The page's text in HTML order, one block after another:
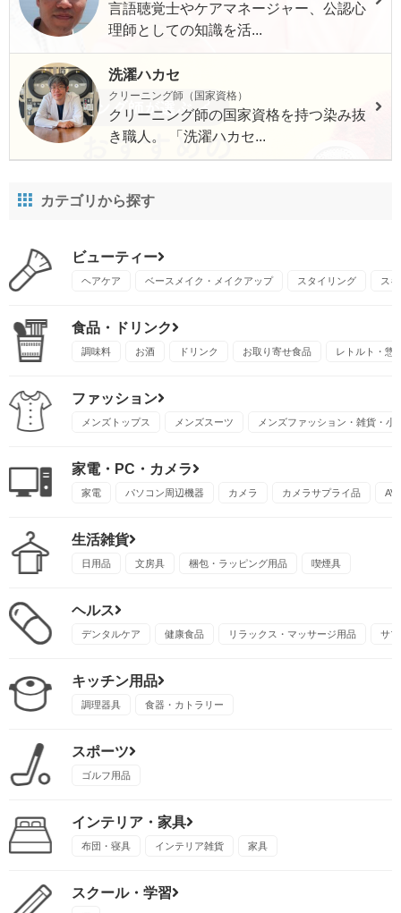
言語聴覚士やケアマネージャー、公認心
理師としての知識を活...
洗濯ハカセ
クリーニング師（国家資格）
クリーニング師の国家資格を持つ染み抜
き職人。 「洗濯ハカセ...
カテゴリから探す
ビューティー
ヘアケア ベースメイク・メイクアップ スタイリング ス
食品・ドリンク
調味料 お酒 ドリンク お取り寄せ食品 レトルト・惣
ファッション
メンズトップス メンズスーツ メンズファッション・雑貨・小
家電・PC・カメラ
家電 パソコン周辺機器 カメラ カメラサプライ品 AV
生活雑貨
日用品 文房具 梱包・ラッピング用品 喫煙具
ヘルス
デンタルケア 健康食品 リラックス・マッサージ用品 サ
キッチン用品
調理器具 食器・カトラリー
スポーツ
ゴルフ用品
インテリア・家具
布団・寝具 インテリア雑貨 家具
スクール・学習